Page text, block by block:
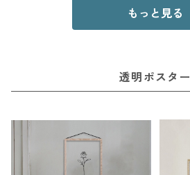
もっと見る
透明ポスター